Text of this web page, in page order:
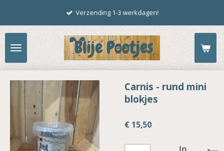
naar
de
hoofdinhoud
Verzending 1-3 werkdagen!
Carnis - rund mini
blokjes
€ 15,50